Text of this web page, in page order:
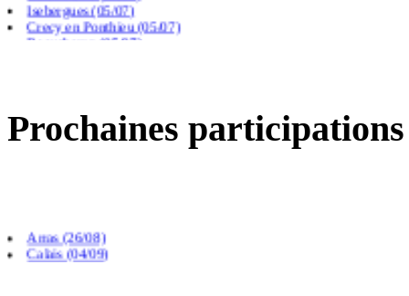
Crecy en Ponthieu (05/07)
Beauchamp (05/07)
Prochaines participations
Calais (04/09)